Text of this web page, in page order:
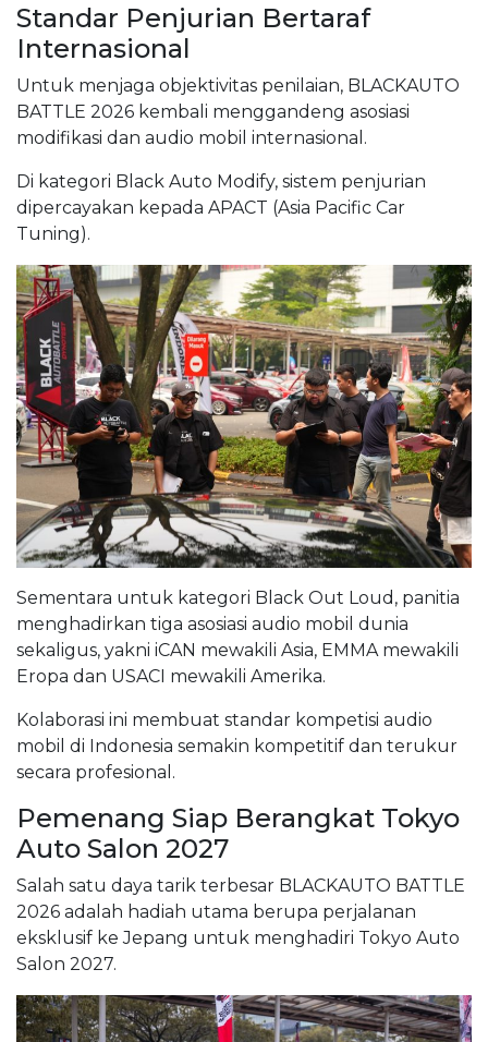
Standar Penjurian Bertaraf
Internasional
Untuk menjaga objektivitas penilaian, BLACKAUTO
BATTLE 2026 kembali menggandeng asosiasi
modifikasi dan audio mobil internasional.
Di kategori Black Auto Modify, sistem penjurian
dipercayakan kepada APACT (Asia Pacific Car
Tuning).
Sementara untuk kategori Black Out Loud, panitia
menghadirkan tiga asosiasi audio mobil dunia
sekaligus, yakni iCAN mewakili Asia, EMMA mewakili
Eropa dan USACI mewakili Amerika.
Kolaborasi ini membuat standar kompetisi audio
mobil di Indonesia semakin kompetitif dan terukur
secara profesional.
Pemenang Siap Berangkat Tokyo
Auto Salon 2027
Salah satu daya tarik terbesar BLACKAUTO BATTLE
2026 adalah hadiah utama berupa perjalanan
eksklusif ke Jepang untuk menghadiri Tokyo Auto
Salon 2027.